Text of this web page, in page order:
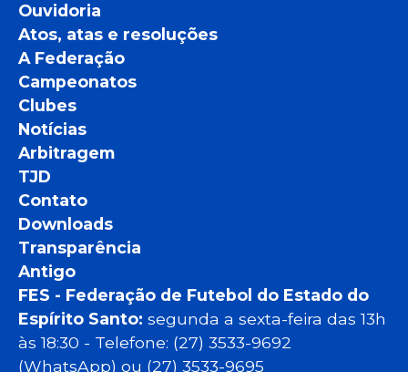
Ouvidoria
Atos, atas e resoluções
A Federação
Campeonatos
Clubes
Notícias
Arbitragem
TJD
Contato
Downloads
Transparência
Antigo
FES - Federação de Futebol do Estado do
Espírito Santo: segunda a sexta-feira das 13h
às 18:30 - Telefone: (27) 3533-9692
(WhatsApp) ou (27) 3533-9695